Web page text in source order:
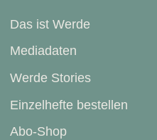
Das ist Werde
Mediadaten
Werde Stories
Einzelhefte bestellen
Abo-Shop